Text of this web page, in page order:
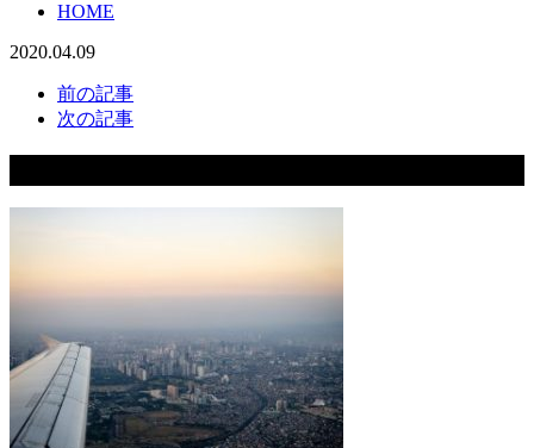
HOME
2020.04.09
前の記事
次の記事